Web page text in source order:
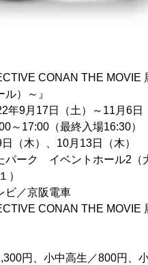
CONAN THE MOVIE
）～』
年9月17日（土）～11月6
～17:00（最終入場16:30）
（木）、10月13日（木）
パーク イベントホール2（
）
ビ／京阪電車
CONAN THE MOVIE
円、小中高生／800円、